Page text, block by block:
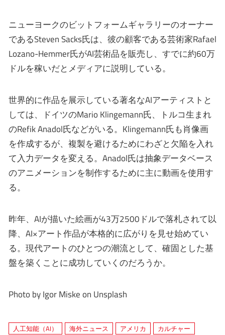
ニューヨークのビットフォームギャラリーのオーナー
であるSteven Sacks氏は、彼の顧客である芸術家Rafael
Lozano-Hemmer氏がAI芸術品を販売し、すでに約60万
ドルを稼いだとメディアに説明している。
世界的に作品を展示している著名なAIアーティストと
しては、ドイツのMario Klingemann氏、トルコ生まれ
のRefik Anadol氏などがいる。Klingemann氏も肖像画
を作成するが、複製を避けるためにわざと欠陥を入れ
て入力データを変える。Anadol氏は抽象データベース
のアニメーションを制作するために主に動画を使用す
る。
昨年、AIが描いた絵画が43万2500ドルで落札されて以
降、AI×アート作品が本格的に広がりを見せ始めてい
る。現代アートのひとつの潮流として、確固とした基
盤を築くことに成功していくのだろうか。
Photo by Igor Miske on Unsplash
人工知能（AI） 海外ニュース アメリカ
カルチャー